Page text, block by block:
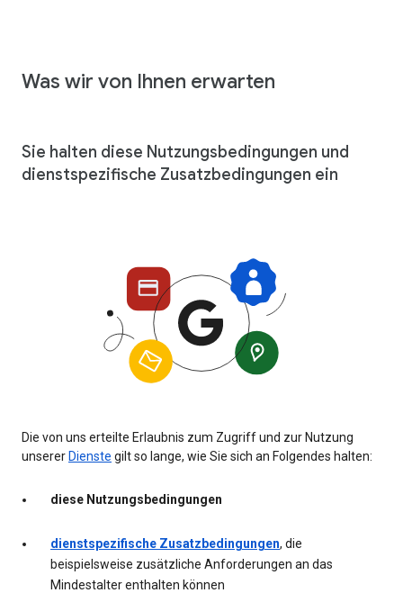
Was wir von Ihnen erwarten
Sie halten diese Nutzungsbedingungen und
dienstspezifische Zusatzbedingungen ein
Die von uns erteilte Erlaubnis zum Zugriff und zur Nutzung
unsererDienste gilt so lange, wie Sie sich an Folgendes halten:
diese Nutzungsbedingungen
dienstspezifische Zusatzbedingungen, die
beispielsweise zusätzliche Anforderungen an das
Mindestalter enthalten können